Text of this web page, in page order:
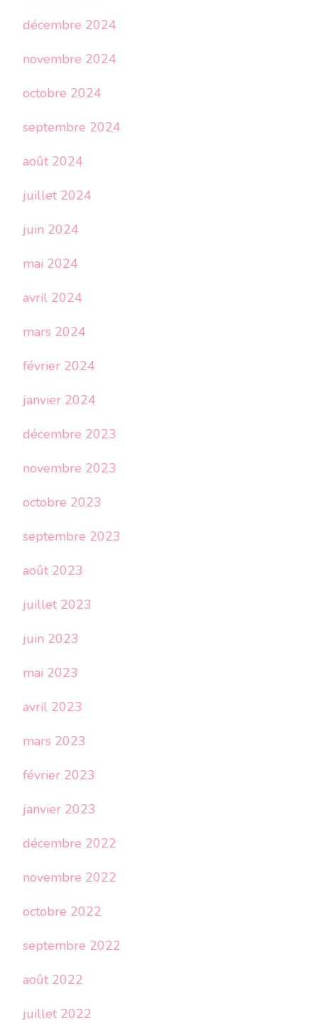
décembre 2024
novembre 2024
octobre 2024
septembre 2024
août 2024
juillet 2024
juin 2024
mai 2024
avril 2024
mars 2024
février 2024
janvier 2024
décembre 2023
novembre 2023
octobre 2023
septembre 2023
août 2023
juillet 2023
juin 2023
mai 2023
avril 2023
mars 2023
février 2023
janvier 2023
décembre 2022
novembre 2022
octobre 2022
septembre 2022
août 2022
juillet 2022